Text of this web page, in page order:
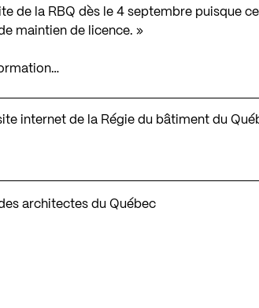
de la RBQ dès le 4 septembre puisque
maintien de licence. »
internet de la Régie du bâtiment du
architectes du Québec